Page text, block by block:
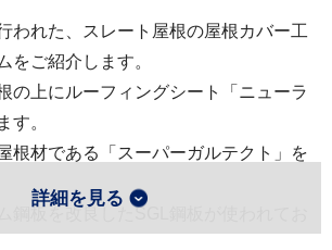
われた、スレート屋根の屋根カバー工
をご紹介します。
の上にルーフィングシート「ニューラ
す。
根材である「スーパーガルテクト」を
鋼板を改良したSGL鋼板が使われてお
詳細を見る